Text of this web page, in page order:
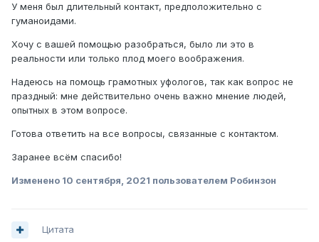
У меня был длительный контакт, предположительно с
гуманоидами.
Хочу с вашей помощью разобраться, было ли это в
реальности или только плод моего воображения.
Надеюсь на помощь грамотных уфологов, так как вопрос не
праздный: мне действительно очень важно мнение людей,
опытных в этом вопросе.
Готова ответить на все вопросы, связанные с контактом.
Заранее всём спасибо!
Изменено 10 сентября, 2021 пользователем Робинзон
Цитата